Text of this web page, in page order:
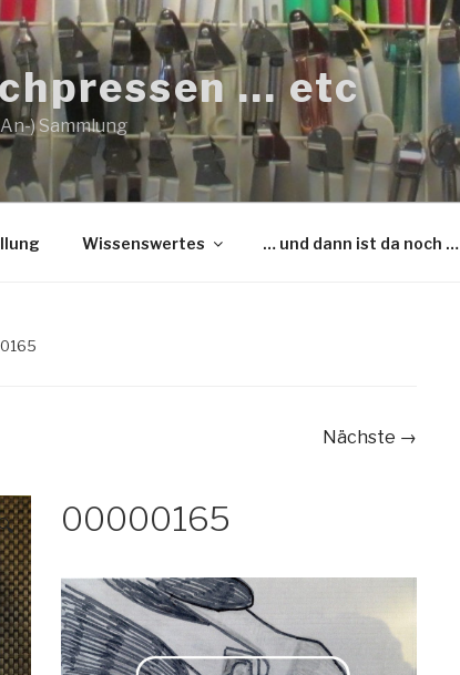
… etc
) Sammlung
Wissenswertes … und dann ist da noch …
Nächste →
00000165